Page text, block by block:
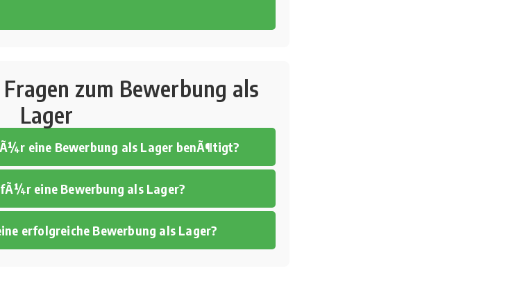
zum Bewerbung als
Lager
eine Bewerbung als Lager benÃ¶tigt?
eine Bewerbung als Lager?
erfolgreiche Bewerbung als Lager?